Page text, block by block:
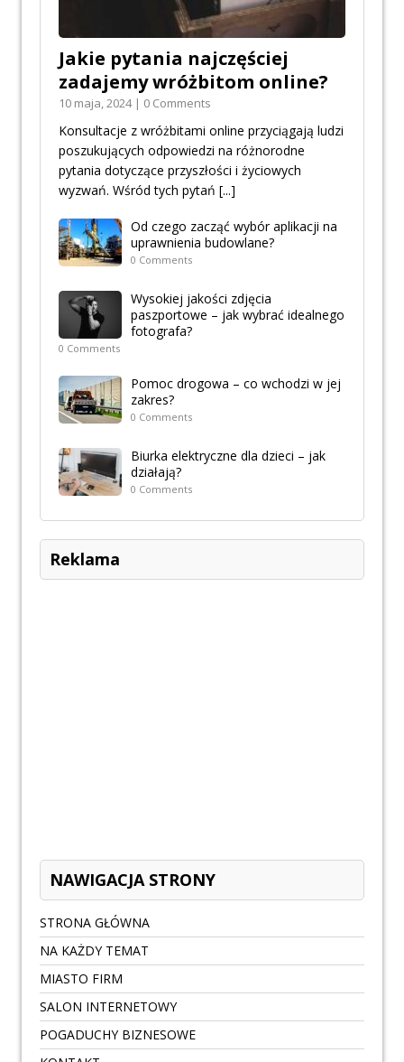
Jakie pytania najczęściej
zadajemy wróżbitom online?
10 maja, 2024 | 0 Comments
Konsultacje z wróżbitami online przyciągają ludzi
poszukujących odpowiedzi na różnorodne
pytania dotyczące przyszłości i życiowych
wyzwań. Wśród tych pytań [...]
Od czego zacząć wybór aplikacji na
uprawnienia budowlane?
0 Comments
Wysokiej jakości zdjęcia
paszportowe – jak wybrać idealnego
fotografa?
0 Comments
Pomoc drogowa – co wchodzi w jej
zakres?
0 Comments
Biurka elektryczne dla dzieci – jak
działają?
0 Comments
Reklama
NAWIGACJA STRONY
STRONA GŁÓWNA
NA KAŻDY TEMAT
MIASTO FIRM
SALON INTERNETOWY
POGADUCHY BIZNESOWE